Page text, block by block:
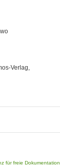
Verlag,
für freie Dokumentation